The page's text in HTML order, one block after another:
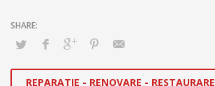
REPARATIE - RENOVARE - RESTAURARE